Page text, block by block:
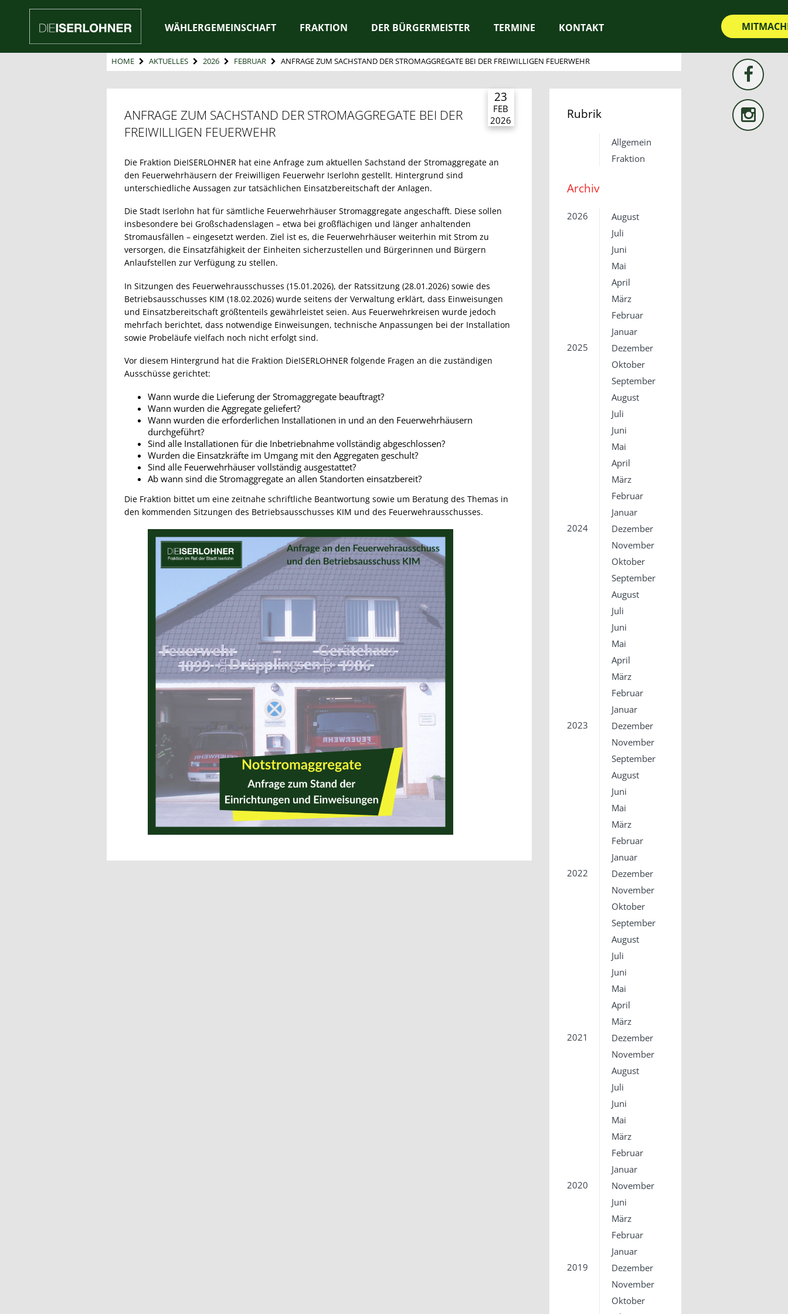
WÄHLERGEMEINSCHAFT FRAKTION DER BÜRGERMEISTER TERMINE KONTAKT
HOME AKTUELLES 2026 FEBRUAR ANFRAGE ZUM SACHSTAND DER STROMAGGREGATE BEI DER FREIWILLIGEN FEUERWEHR
23
FEB
2026
ANFRAGE ZUM SACHSTAND DER STROMAGGREGATE BEI DER
FREIWILLIGEN FEUERWEHR
Die Fraktion DieISERLOHNER hat eine Anfrage zum aktuellen Sachstand der Stromaggregate an
den Feuerwehrhäusern der Freiwilligen Feuerwehr Iserlohn gestellt. Hintergrund sind
unterschiedliche Aussagen zur tatsächlichen Einsatzbereitschaft der Anlagen.
Die Stadt Iserlohn hat für sämtliche Feuerwehrhäuser Stromaggregate angeschafft. Diese sollen
insbesondere bei Großschadenslagen – etwa bei großflächigen und länger anhaltenden
Stromausfällen – eingesetzt werden. Ziel ist es, die Feuerwehrhäuser weiterhin mit Strom zu
versorgen, die Einsatzfähigkeit der Einheiten sicherzustellen und Bürgerinnen und Bürgern
Anlaufstellen zur Verfügung zu stellen.
In Sitzungen des Feuerwehrausschusses (15.01.2026), der Ratssitzung (28.01.2026) sowie des
Betriebsausschusses KIM (18.02.2026) wurde seitens der Verwaltung erklärt, dass Einweisungen
und Einsatzbereitschaft größtenteils gewährleistet seien. Aus Feuerwehrkreisen wurde jedoch
mehrfach berichtet, dass notwendige Einweisungen, technische Anpassungen bei der Installation
sowie Probeläufe vielfach noch nicht erfolgt sind.
Vor diesem Hintergrund hat die Fraktion DieISERLOHNER folgende Fragen an die zuständigen
Ausschüsse gerichtet:
Wann wurde die Lieferung der Stromaggregate beauftragt?
Wann wurden die Aggregate geliefert?
Wann wurden die erforderlichen Installationen in und an den Feuerwehrhäusern
durchgeführt?
Sind alle Installationen für die Inbetriebnahme vollständig abgeschlossen?
Wurden die Einsatzkräfte im Umgang mit den Aggregaten geschult?
Sind alle Feuerwehrhäuser vollständig ausgestattet?
Ab wann sind die Stromaggregate an allen Standorten einsatzbereit?
Die Fraktion bittet um eine zeitnahe schriftliche Beantwortung sowie um Beratung des Themas in
den kommenden Sitzungen des Betriebsausschusses KIM und des Feuerwehrausschusses.
Rubrik
Allgemein
Fraktion
Archiv
2026
August
Juli
Juni
Mai
April
März
Februar
Januar
2025
Dezember
Oktober
September
August
Juli
Juni
Mai
April
März
Februar
Januar
2024
Dezember
November
Oktober
September
August
Juli
Juni
Mai
April
März
Februar
Januar
2023
Dezember
November
September
August
Juni
Mai
März
Februar
Januar
2022
Dezember
November
Oktober
September
August
Juli
Juni
Mai
April
März
2021
Dezember
November
August
Juli
Juni
Mai
März
Februar
Januar
2020
November
Juni
März
Februar
Januar
2019
Dezember
November
Oktober